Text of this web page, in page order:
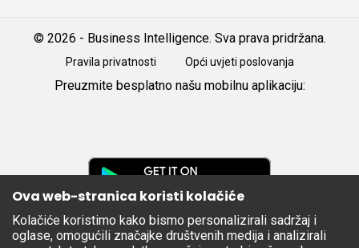
© 2026 - Business Intelligence. Sva prava pridržana.
Pravila privatnosti Opći uvjeti poslovanja
Preuzmite besplatno našu mobilnu aplikaciju:
Apple
Store
Ova web-stranica koristi kolačiće
Kolačiće koristimo kako bismo personalizirali sadržaj i
oglase, omogućili značajke društvenih medija i analizirali